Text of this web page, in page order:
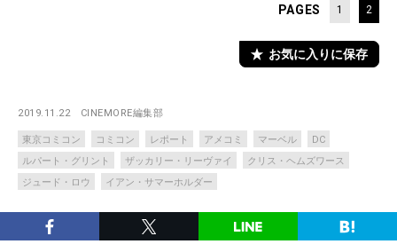
PAGES 1 2
お気に入りに保存
2019.11.22 CINEMORE編集部
東京コミコン コミコン レポート アメコミ マーベル
DC
ルパート・グリント
ザッカリー・リーヴァイ
クリス・ヘムズワース
ジュード・ロウ
イアン・サマーホルダー